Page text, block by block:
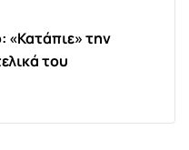
«Κατάπιε» την
του